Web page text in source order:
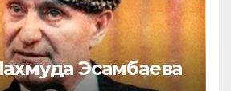
Эсамбаева